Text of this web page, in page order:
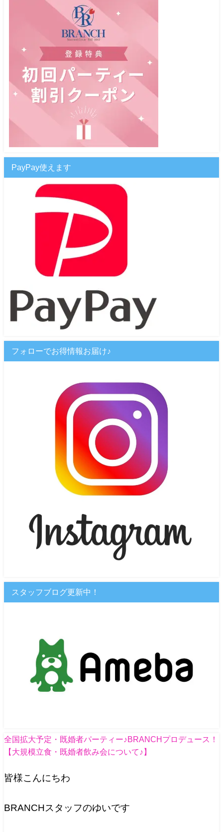
PayPay使えます
フォローでお得情報お届け♪
スタッフブログ更新中！
全国拡大予定・既婚者パーティー♪BRANCHプロデュース！
【大規模立食・既婚者飲み会について♪】
皆様こんにちわ
BRANCHスタッフのゆいです